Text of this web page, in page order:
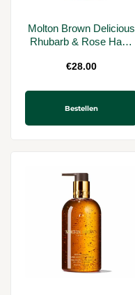
Molton Brown Delicious
Rhubarb & Rose Hand
€28.00
Bestellen